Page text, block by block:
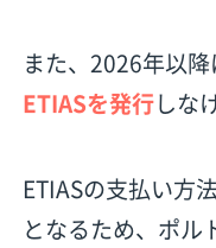
また、2026年以
ETIASを発行しな
ETIASの支払い方
となるため、ポル